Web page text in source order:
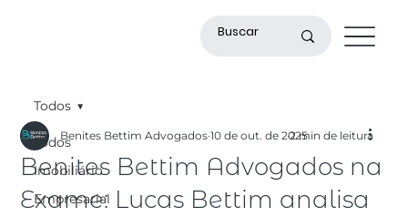
Todos
Imobiliário
Empresarial
Todos
Benites Bettim Advogados na
Exame: Lucas Bettim analisa
Benites Bettim Advogados 10 de out. de 20252 min de leitura